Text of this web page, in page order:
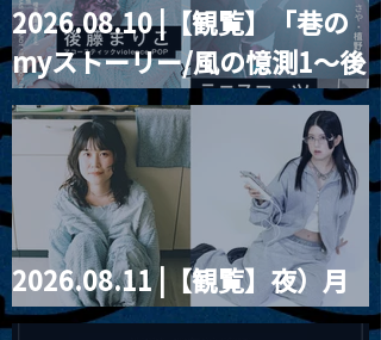
2026.08.10 |【観覧】「巷の
myストーリー/風の憶測1～後
藤まりこアコースティック
violence POPとテニスコー
ツ」
2026.08.11 |【観覧】夜）月
見ル君想フpre. Sugar Shock